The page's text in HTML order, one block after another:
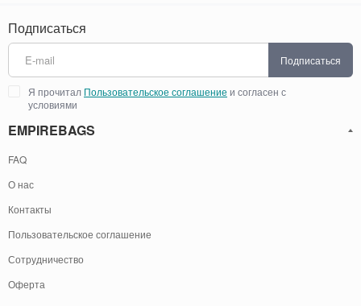
Подписаться
Подписаться
Я прочитал Пользовательское соглашение и согласен с
условиями
EMPIREBAGS
FAQ
О нас
Контакты
Пользовательское соглашение
Сотрудничество
Оферта